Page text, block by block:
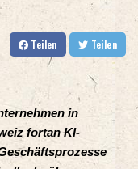
Teilen Teilen
in
fortan KI-